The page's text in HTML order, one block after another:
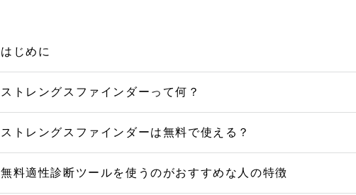
はじめに
ストレングスファインダーって何？
ストレングスファインダーは無料で使える？
無料適性診断ツールを使うのがおすすめな人の特徴